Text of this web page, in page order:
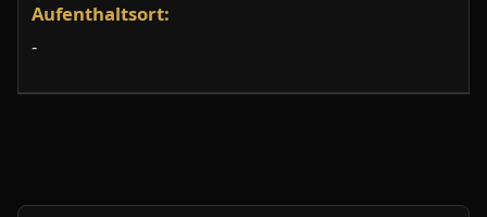
Aufenthaltsort:
-